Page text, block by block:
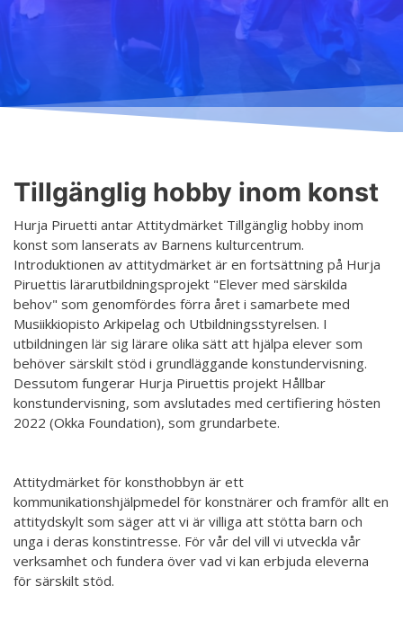
Tillgänglig hobby inom konst
Planen för jämställdhet och likabehandling
Terminsavgifter
Olika nivåer
Dansetikett
Salar
Kontakt
Projekt
D4EA - Dance fore Eco-Anxiety
Ung kulturambassadör för Finland
DanceMe UP 2019-2022
Sri Lanka - kultur utbyte 2020
Hör min röst och se mig... - 2020
Konst på två språk 2018-2020
Sharing the same roots - 2019
Downloading Future - 2019
Danselfie 2017-2018
Tillgänglig hobby inom konst
Hurja Piruetti antar Attitydmärket Tillgänglig hobby inom
konst som lanserats av Barnens kulturcentrum.
Introduktionen av attitydmärket är en fortsättning på Hurja
Piruettis lärarutbildningsprojekt "Elever med särskilda
behov" som genomfördes förra året i samarbete med
Musiikkiopisto Arkipelag och Utbildningsstyrelsen. I
utbildningen lär sig lärare olika sätt att hjälpa elever som
behöver särskilt stöd i grundläggande konstundervisning.
Dessutom fungerar Hurja Piruettis projekt Hållbar
konstundervisning, som avslutades med certifiering hösten
2022 (Okka Foundation), som grundarbete.
Attitydmärket för konsthobbyn är ett
kommunikationshjälpmedel för konstnärer och framför allt en
attitydskylt som säger att vi är villiga att stötta barn och
unga i deras konstintresse. För vår del vill vi utveckla vår
verksamhet och fundera över vad vi kan erbjuda eleverna
för särskilt stöd.